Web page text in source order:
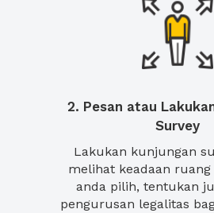
2. Pesan atau
Survey
Lakukan kunjungan
melihat keadaan
anda pilih, tentukan
pengurusan legalitas